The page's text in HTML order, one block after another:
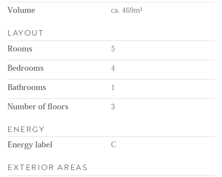
- Gelegen op eigen grond
- Prachtige keuken voorzien van alle luxe inbouw apparatuur
- Woning is voorzien van dubbel glas en heeft een energielabel C
- ideaal gelegen in een rustige buurt en straat, waar je gemakkelijk
kunt parkeren.
- loopafstand van het winkelcentrum aan het Stadhoudersplein
Volume ca. 469m³
LAYOUT
Rooms 5
Bedrooms 4
Bathrooms 1
Number of floors 3
ENERGY
Energy label C
EXTERIOR AREAS